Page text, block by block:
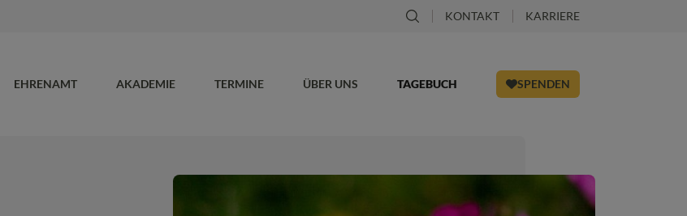
KONTAKT KARRIERE
EHRENAMT AKADEMIE TERMINE ÜBER UNS TAGEBUCH SPENDEN